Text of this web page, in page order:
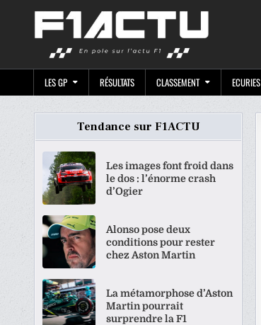
LES GP RÉSULTATS CLASSEMENT ECURIES
Tendance sur F1ACTU
Les images font froid dans
le dos : l’énorme crash
d’Ogier
Alonso pose deux
conditions pour rester
chez Aston Martin
La métamorphose d’Aston
Martin pourrait
surprendre la F1